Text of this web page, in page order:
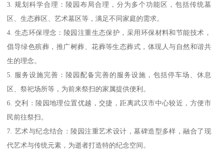
3. 规划科学合理：陵园布局合理，分为多个功能区，包括传统墓
区、生态葬区、艺术墓区等，满足不同家庭的需求。
4. 生态环保理念：陵园注重生态保护，采用环保材料和节能技术，
倡导绿色殡葬，推广树葬、花葬等生态葬式，体现人与自然和谐共
生的理念。
5. 服务设施完善：陵园配备完善的服务设施，包括停车场、休息
区、祭祀场所等，为前来祭扫的家属提供便利。
6. 交利：陵园地理位置优越，交捷，距离武汉市中心较近，方便市
民前往祭扫。
7. 艺术与纪念结合：陵园注重艺术设计，墓碑造型多样，融合了现
代艺术与传统元素，为逝者打造特的纪念空间。